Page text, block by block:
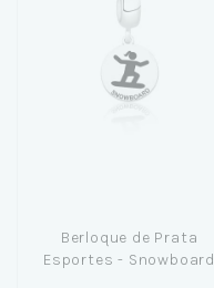
Berloque de Prata
Esportes - Snowboard